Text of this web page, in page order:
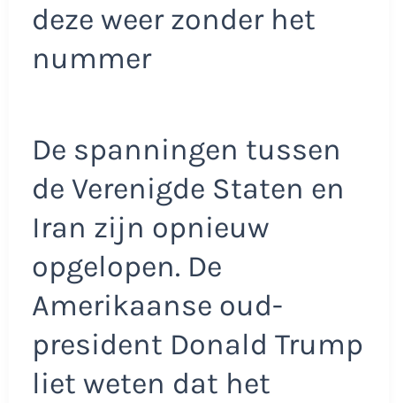
deze weer zonder het
nummer
De spanningen tussen
de Verenigde Staten en
Iran zijn opnieuw
opgelopen. De
Amerikaanse oud-
president Donald Trump
liet weten dat het